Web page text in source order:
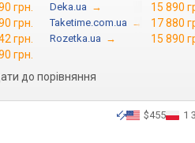
грн. Deka.ua → 15 890
грн. Taketime.com.ua → 17 880
грн. Rozetka.ua → 15 890
грн.
до порівняння
$455 1